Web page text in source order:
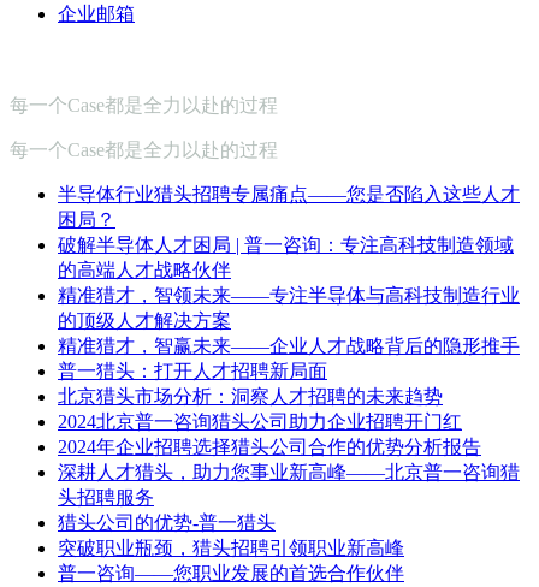
企业邮箱
每一个Case都是全力以赴的过程
每一个Case都是全力以赴的过程
半导体行业猎头招聘专属痛点——您是否陷入这些人才
困局？
破解半导体人才困局 | 普一咨询：专注高科技制造领域
的高端人才战略伙伴
精准猎才，智领未来——专注半导体与高科技制造行业
的顶级人才解决方案
精准猎才，智赢未来——企业人才战略背后的隐形推手
普一猎头：打开人才招聘新局面
北京猎头市场分析：洞察人才招聘的未来趋势
2024北京普一咨询猎头公司助力企业招聘开门红
2024年企业招聘选择猎头公司合作的优势分析报告
深耕人才猎头，助力您事业新高峰——北京普一咨询猎
头招聘服务
猎头公司的优势-普一猎头
突破职业瓶颈，猎头招聘引领职业新高峰
普一咨询——您职业发展的首选合作伙伴